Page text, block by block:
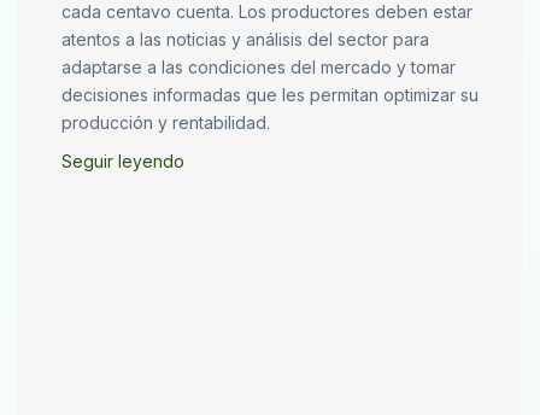
cada centavo cuenta. Los productores deben estar
atentos a las noticias y análisis del sector para
adaptarse a las condiciones del mercado y tomar
decisiones informadas que les permitan optimizar su
producción y rentabilidad.
Seguir leyendo